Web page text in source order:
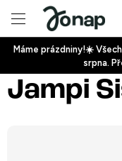
obsah
Máme prázdniny!☀️
srpna.
Jampi